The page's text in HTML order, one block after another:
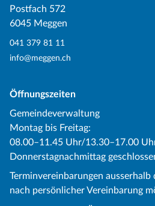
Postfach 572
6045 Meggen
041 379 81 11
info@meggen.ch
Öffnungszeiten
Gemeindeverwaltung
Montag bis Freitag:
08.00–11.45 Uhr/13.30–17.00
Donnerstagnachmittag
Terminvereinbarungen
nach persönlicher Vereinbarung